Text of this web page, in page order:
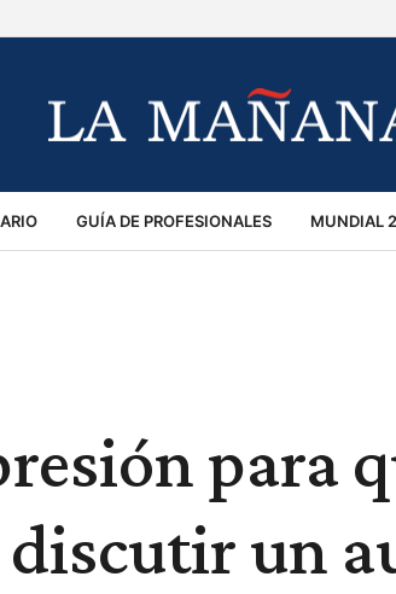
GUÍA DE PROFESIONALES MUNDIAL
para
un